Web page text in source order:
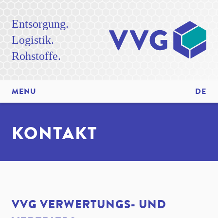
Entsorgung.
Logistik.
Rohstoffe.
MENU DE
KONTAKT
VVG VERWERTUNGS- UND